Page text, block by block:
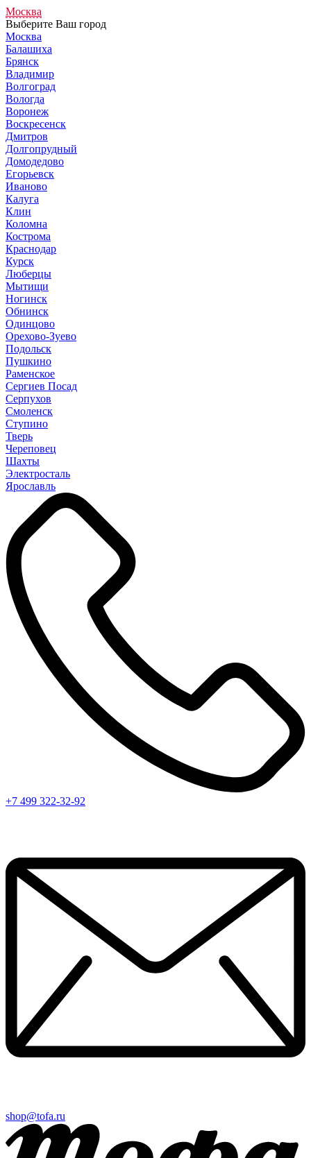
Москва
Выберите Ваш город
Москва
Балашиха
Брянск
Владимир
Волгоград
Вологда
Воронеж
Воскресенск
Дмитров
Долгопрудный
Домодедово
Егорьевск
Иваново
Калуга
Клин
Коломна
Кострома
Краснодар
Курск
Люберцы
Мытищи
Ногинск
Обнинск
Одинцово
Орехово-Зуево
Подольск
Пушкино
Раменское
Сергиев Посад
Серпухов
Смоленск
Ступино
Тверь
Череповец
Шахты
Электросталь
Ярославль
+7 499 322-32-92
shop@tofa.ru